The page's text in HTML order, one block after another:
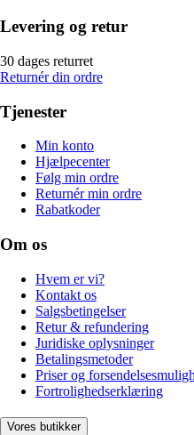
Levering og retur
30 dages returret
Returnér din ordre
Tjenester
Min konto
Hjælpecenter
Følg min ordre
Returnér min ordre
Rabatkoder
Om os
Hvem er vi?
Kontakt os
Salgsbetingelser
Retur & refundering
Juridiske oplysninger
Betalingsmetoder
Priser og
Fortrolighedserklæring
Vores butikker